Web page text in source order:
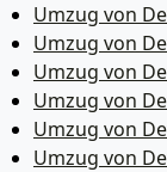
Umzug von
Umzug von
Umzug von
Umzug von
Umzug von
Umzug von